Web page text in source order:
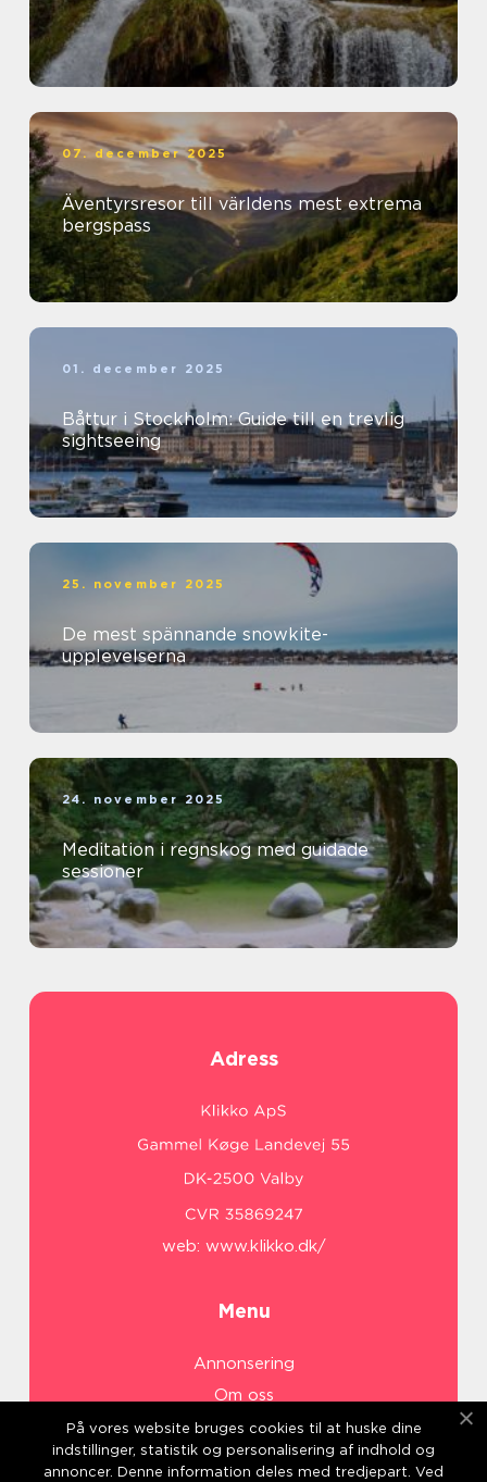
07. december 2025
Äventyrsresor till världens mest extrema
bergspass
01. december 2025
Båttur i Stockholm: Guide till en trevlig
sightseeing
25. november 2025
De mest spännande snowkite-
upplevelserna
24. november 2025
Meditation i regnskog med guidade
sessioner
Adress
web: www.klikko.dk/
Menu
Annonsering
Om oss
Cookies
Kontakta oss
På vores website bruges cookies til at huske dine
indstillinger, statistik og personalisering af indhold og
annoncer. Denne information deles med tredjepart. Ved